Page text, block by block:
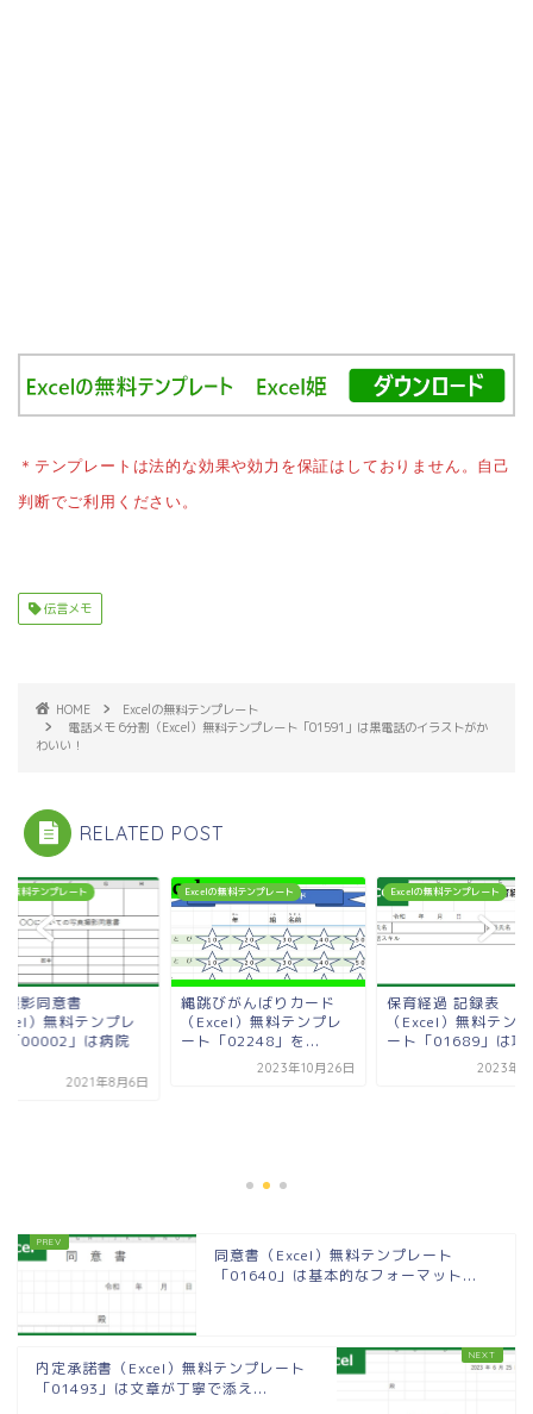
＊テンプレートは法的な効果や効力を保証はしておりません。自己
判断でご利用ください。
伝言メモ
HOME
Excelの無料テンプレート
電話メモ 6分割（Excel）無料テンプレート「01591」は黒電話のイラストがか
わいい！
RELATED POST
無料テンプレート
撮影同意書
）無料テンプレ
「00002」は病院
2021年8月6日
Excelの無料テンプレート
縄跳びがんばりカード
（Excel）無料テンプレ
ート「02248」を...
2023年10月26日
Excelの無料テンプレート
保育経過 記録表
（Excel）無料テン
ート「01689」は項
2023年3
同意書（Excel）無料テンプレート
「01640」は基本的なフォーマット...
内定承諾書（Excel）無料テンプレート
「01493」は文章が丁寧で添え...